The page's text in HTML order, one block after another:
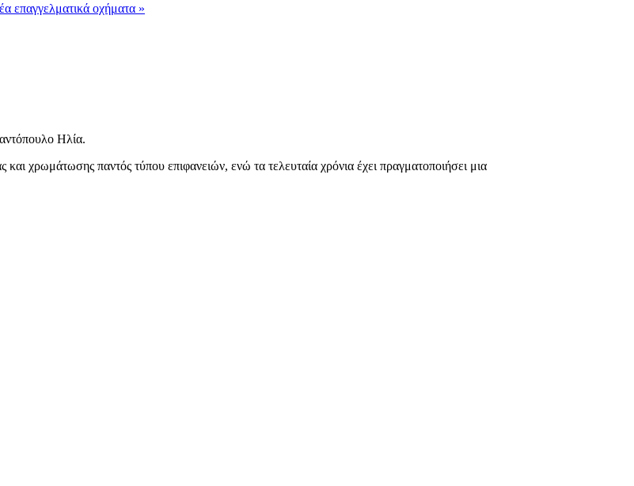
επαγγελματικά οχήματα »
Ηλία.
χρωμάτωσης παντός τύπου επιφανειών, ενώ τα τελευταία χρόνια έχει πραγματοποιήσει μια